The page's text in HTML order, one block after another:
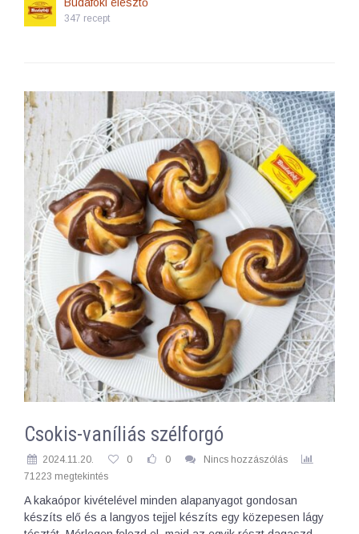
347 recept
Csokis-vaníliás szélforgó
2024.11.20. 0 0
Nincs hozzászólás
71223 megtekintés
A kakaópor kivételével minden alapanyagot gondosan
készíts elő és a langyos tejjel készíts egy közepesen lágy